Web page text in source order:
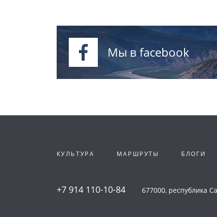
Мы в facebook
КУЛЬТУРА МАРШРУТЫ БЛОГИ
+7 914 110-10-84 677000, республика